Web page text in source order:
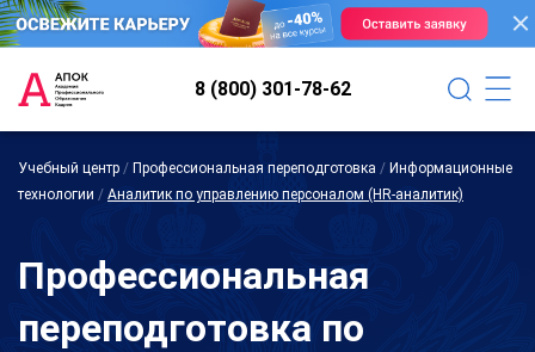
8 (800) 301-78-62
Учебный центр / Профессиональная переподготовка / Информационные
технологии / Аналитик по управлению персоналом (HR-аналитик)
Профессиональная
переподготовка по